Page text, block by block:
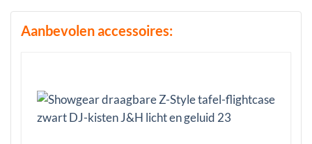
Aanbevolen accessoires: